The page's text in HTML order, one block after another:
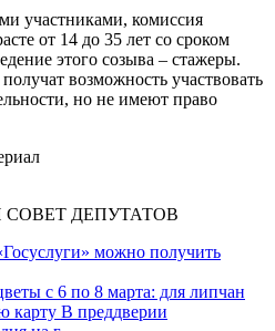
участниками, комиссия
от 14 до 35 лет со сроком
этого созыва – стажеры.
возможность участвовать
но не имеют право
ДЕПУТАТОВ
можно получить
с 6 по 8 марта: для липчан
карту В преддверии